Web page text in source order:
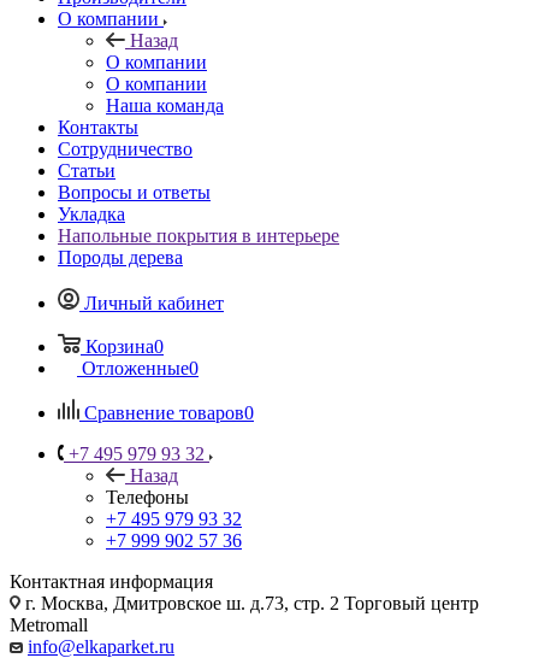
О компании
Назад
О компании
О компании
Наша команда
Контакты
Сотрудничество
Статьи
Вопросы и ответы
Укладка
Напольные покрытия в интерьере
Породы дерева
Личный кабинет
Корзина0
Отложенные0
Сравнение товаров0
+7 495 979 93 32
Назад
Телефоны
+7 495 979 93 32
+7 999 902 57 36
Контактная информация
г. Москва, Дмитровское ш. д.73, стр. 2 Торговый центр
Metromall
info@elkaparket.ru